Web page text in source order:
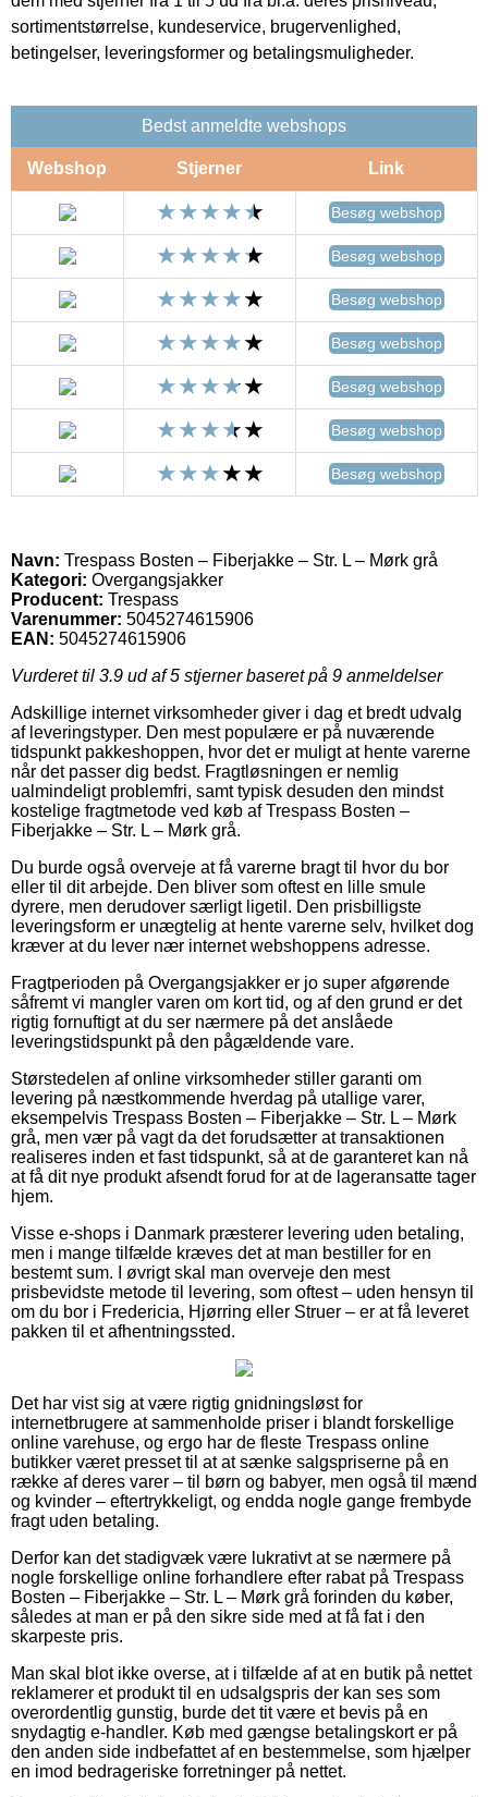
sortimentstørrelse, kundeservice, brugervenlighed,
betingelser, leveringsformer og betalingsmuligheder.
Bedst anmeldte webshops
Webshop Stjerner Link
Besøg webshop
Besøg webshop
Besøg webshop
Besøg webshop
Besøg webshop
Besøg webshop
Besøg webshop
Navn: Trespass Bosten – Fiberjakke – Str. L – Mørk grå
Kategori: Overgangsjakker
Producent: Trespass
Varenummer: 5045274615906
EAN: 5045274615906
Vurderet til 3.9 ud af 5 stjerner baseret på 9 anmeldelser
Adskillige internet virksomheder giver i dag et bredt udvalg
af leveringstyper. Den mest populære er på nuværende
tidspunkt pakkeshoppen, hvor det er muligt at hente varerne
når det passer dig bedst. Fragtløsningen er nemlig
ualmindeligt problemfri, samt typisk desuden den mindst
kostelige fragtmetode ved køb af Trespass Bosten –
Fiberjakke – Str. L – Mørk grå.
Du burde også overveje at få varerne bragt til hvor du bor
eller til dit arbejde. Den bliver som oftest en lille smule
dyrere, men derudover særligt ligetil. Den prisbilligste
leveringsform er unægtelig at hente varerne selv, hvilket dog
kræver at du lever nær internet webshoppens adresse.
Fragtperioden på Overgangsjakker er jo super afgørende
såfremt vi mangler varen om kort tid, og af den grund er det
rigtig fornuftigt at du ser nærmere på det anslåede
leveringstidspunkt på den pågældende vare.
Størstedelen af online virksomheder stiller garanti om
levering på næstkommende hverdag på utallige varer,
eksempelvis Trespass Bosten – Fiberjakke – Str. L – Mørk
grå, men vær på vagt da det forudsætter at transaktionen
realiseres inden et fast tidspunkt, så at de garanteret kan nå
at få dit nye produkt afsendt forud for at de lageransatte tager
hjem.
Visse e-shops i Danmark præsterer levering uden betaling,
men i mange tilfælde kræves det at man bestiller for en
bestemt sum. I øvrigt skal man overveje den mest
prisbevidste metode til levering, som oftest – uden hensyn til
om du bor i Fredericia, Hjørring eller Struer – er at få leveret
pakken til et afhentningssted.
Det har vist sig at være rigtig gnidningsløst for
internetbrugere at sammenholde priser i blandt forskellige
online varehuse, og ergo har de fleste Trespass online
butikker været presset til at at sænke salgspriserne på en
række af deres varer – til børn og babyer, men også til mænd
og kvinder – eftertrykkeligt, og endda nogle gange frembyde
fragt uden betaling.
Derfor kan det stadigvæk være lukrativt at se nærmere på
nogle forskellige online forhandlere efter rabat på Trespass
Bosten – Fiberjakke – Str. L – Mørk grå forinden du køber,
således at man er på den sikre side med at få fat i den
skarpeste pris.
Man skal blot ikke overse, at i tilfælde af at en butik på nettet
reklamerer et produkt til en udsalgspris der kan ses som
overordentlig gunstig, burde det tit være et bevis på en
snydagtig e-handler. Køb med gængse betalingskort er på
den anden side indbefattet af en bestemmelse, som hjælper
en imod bedrageriske forretninger på nettet.